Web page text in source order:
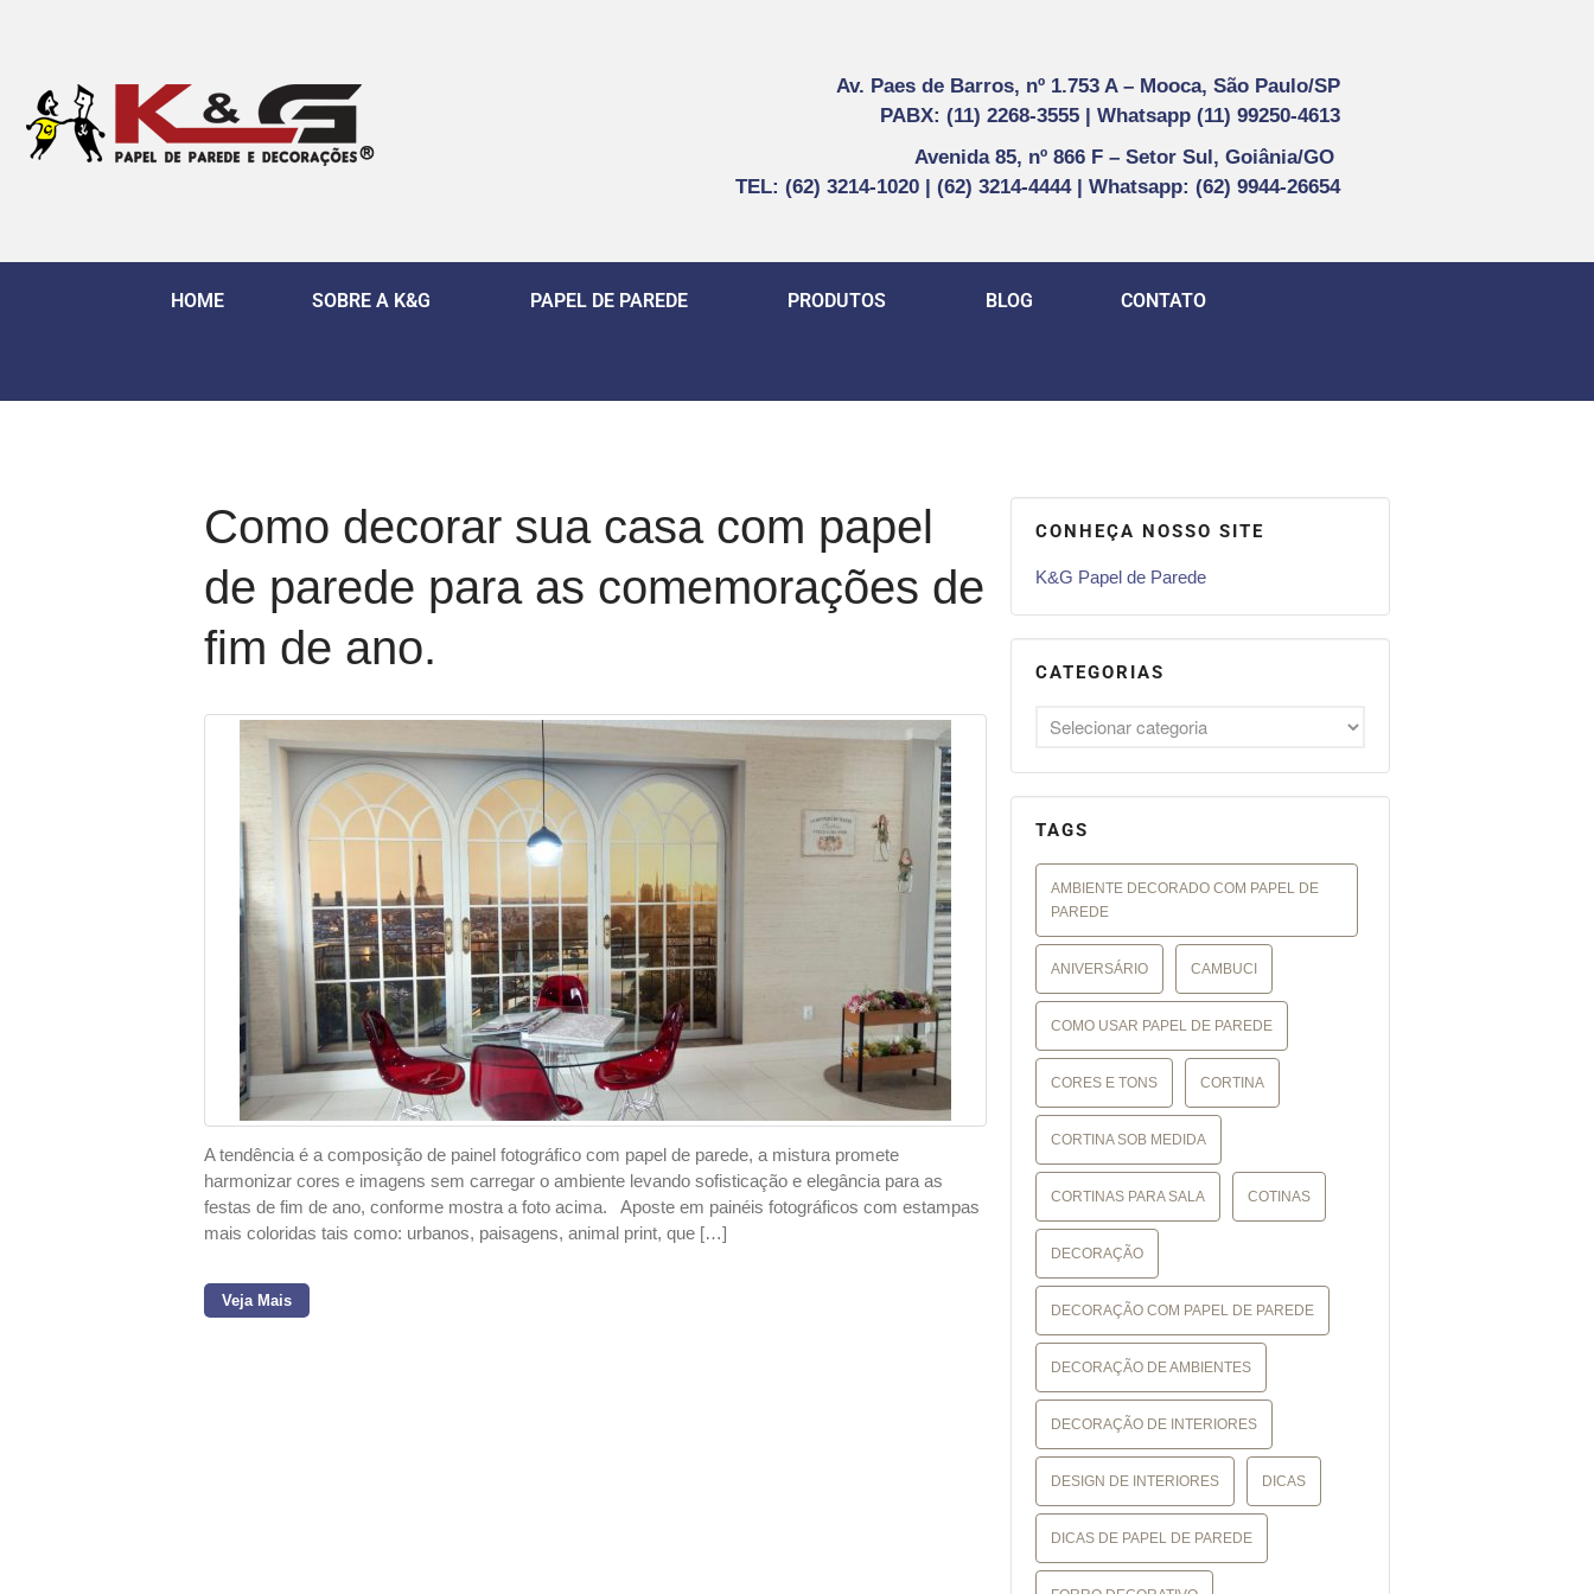
Av. Paes de Barros, nº 1.753 A – Mooca, São Paulo/SP
PABX: (11) 2268-3555 | Whatsapp (11) 99250-4613
Avenida 85, nº 866 F – Setor Sul, Goiânia/GO
TEL: (62) 3214-1020 | (62) 3214-4444 | Whatsapp: (62) 9944-26654
HOME SOBRE A K&G PAPEL DE PAREDE PRODUTOS BLOG CONTATO
Como decorar sua casa com papel
de parede para as comemorações de
fim de ano.
A tendência é a composição de painel fotográfico com papel de parede, a mistura promete
harmonizar cores e imagens sem carregar o ambiente levando sofisticação e elegância para as
festas de fim de ano, conforme mostra a foto acima. Aposte em painéis fotográficos com estampas
mais coloridas tais como: urbanos, paisagens, animal print, que […]
Veja Mais
CONHEÇA NOSSO SITE
K&G Papel de Parede
CATEGORIAS
TAGS
AMBIENTE DECORADO COM PAPEL DE
PAREDE
ANIVERSÁRIO CAMBUCI
COMO USAR PAPEL DE PAREDE
CORES E TONS CORTINA
CORTINA SOB MEDIDA
CORTINAS PARA SALA COTINAS
DECORAÇÃO
DECORAÇÃO COM PAPEL DE PAREDE
DECORAÇÃO DE AMBIENTES
DECORAÇÃO DE INTERIORES
DESIGN DE INTERIORES DICAS
DICAS DE PAPEL DE PAREDE